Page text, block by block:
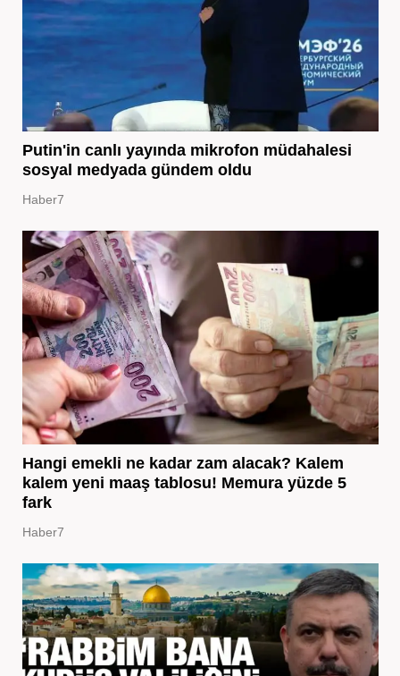
Putin'in canlı yayında mikrofon müdahalesi
sosyal medyada gündem oldu
Haber7
Hangi emekli ne kadar zam alacak? Kalem
kalem yeni maaş tablosu! Memura yüzde 5
fark
Haber7